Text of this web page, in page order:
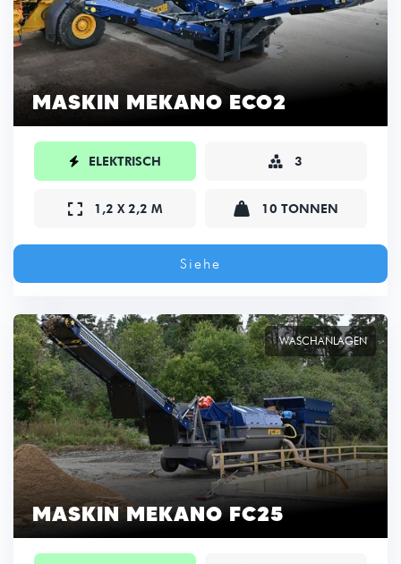
MASKIN MEKANO ECO2
 ELEKTRISCH  3
 1,2 X 2,2 M  10 TONNEN
Siehe
WASCHANLAGEN
MASKIN MEKANO FC25